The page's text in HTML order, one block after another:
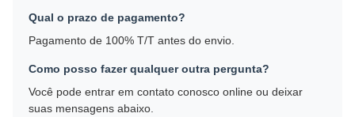
Qual o prazo de pagamento?
Pagamento de 100% T/T antes do envio.
Como posso fazer qualquer outra pergunta?
Você pode entrar em contato conosco online ou deixar
suas mensagens abaixo.